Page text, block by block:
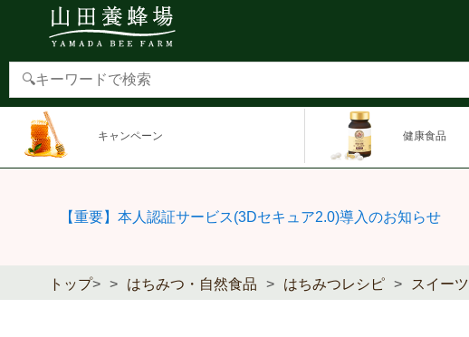
キャンペーン 健康食品
【重要】本人認証サービス(3Dセキュア2.0)導入のお知らせ
トップ> はちみつ・自然食品 はちみつレシピ スイーツ